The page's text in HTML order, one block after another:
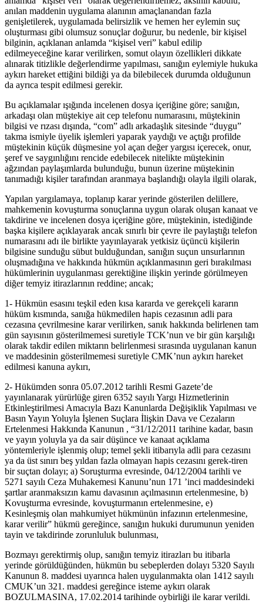
anılan maddenin uygulama alanının amaçlanandan fazla
genişletilerek, uygulamada belirsizlik ve hemen her eylemin suç
oluşturması gibi olumsuz sonuçlar doğurur, bu nedenle, bir kişisel
bilginin, açıklanan anlamda “kişisel veri” kabul edilip
edilmeyeceğine karar verilirken, somut olayın özellikleri dikkate
alınarak titizlikle değerlendirme yapılması, sanığın eylemiyle hukuka
aykırı hareket ettiğini bildiği ya da bilebilecek durumda olduğunun
da ayrıca tespit edilmesi gerekir.
Bu açıklamalar ışığında incelenen dosya içeriğine göre; sanığın,
arkadaşı olan müştekiye ait cep telefonu numarasını, müştekinin
bilgisi ve rızası dışında, “com” adlı arkadaşlık sitesinde “duygu”
takma ismiyle üyelik işlemleri yaparak yaydığı ve açtığı profilde
müştekinin küçük düşmesine yol açan değer yargısı içerecek, onur,
şeref ve saygınlığını rencide edebilecek nitelikte müştekinin
ağzından paylaşımlarda bulunduğu, bunun üzerine müştekinin
tanımadığı kişiler tarafından aranmaya başlandığı olayla ilgili olarak,
Yapılan yargılamaya, toplanıp karar yerinde gösterilen delillere,
mahkemenin kovuşturma sonuçlarına uygun olarak oluşan kanaat ve
takdirine ve incelenen dosya içeriğine göre, müştekinin, istediğinde
başka kişilere açıklayarak ancak sınırlı bir çevre ile paylaştığı telefon
numarasını adı ile birlikte yayınlayarak yetkisiz üçüncü kişilerin
bilgisine sunduğu sübut bulduğundan, sanığın suçun unsurlarının
oluşmadığına ve hakkında hükmün açıklanmasının geri bırakılması
hükümlerinin uygulanması gerektiğine ilişkin yerinde görülmeyen
diğer temyiz itirazlarının reddine; ancak;
1- Hükmün esasını teşkil eden kısa kararda ve gerekçeli kararın
hüküm kısmında, sanığa hükmedilen hapis cezasının adli para
cezasına çevrilmesine karar verilirken, sanık hakkında belirlenen tam
gün sayısının gösterilmemesi suretiyle TCK’nun ve bir gün karşılığı
olarak takdir edilen miktarın belirlenmesi sırasında uygulanan kanun
ve maddesinin gösterilmemesi suretiyle CMK’nun aykırı hareket
edilmesi kanuna aykırı,
2- Hükümden sonra 05.07.2012 tarihli Resmi Gazete’de
yayınlanarak yürürlüğe giren 6352 sayılı Yargı Hizmetlerinin
Etkinleştirilmesi Amacıyla Bazı Kanunlarda Değişiklik Yapılması ve
Basın Yayın Yoluyla İşlenen Suçlara İlişkin Dava ve Cezaların
Ertelenmesi Hakkında Kanunun , “31/12/2011 tarihine kadar, basın
ve yayın yoluyla ya da sair düşünce ve kanaat açıklama
yöntemleriyle işlenmiş olup; temel şekli itibarıyla adli para cezasını
ya da üst sınırı beş yıldan fazla olmayan hapis cezasını gerek-tiren
bir suçtan dolayı; a) Soruşturma evresinde, 04/12/2004 tarihli ve
5271 sayılı Ceza Muhakemesi Kanunu’nun 171 ’inci maddesindeki
şartlar aranmaksızın kamu davasının açılmasının ertelenmesine, b)
Kovuşturma evresinde, kovuşturmanın ertelenmesine, e)
Kesinleşmiş olan mahkumiyet hükmünün infazının ertelenmesine,
karar verilir” hükmü gereğince, sanığın hukuki durumunun yeniden
tayin ve takdirinde zorunluluk bulunması,
Bozmayı gerektirmiş olup, sanığın temyiz itirazları bu itibarla
yerinde görüldüğünden, hükmün bu sebeplerden dolayı 5320 Sayılı
Kanunun 8. maddesi uyarınca halen uygulanmakta olan 1412 sayılı
CMUK’un 321. maddesi gereğince isteme aykırı olarak
BOZULMASINA, 17.02.2014 tarihinde oybirliği ile karar verildi.